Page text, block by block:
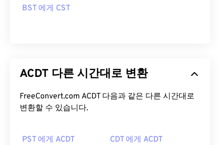
BST 에게 CST
ACDT 다른 시간대로 변환
FreeConvert.com ACDT 다음과 같은 다른 시간대로
변환할 수 있습니다.
PST 에게 ACDT CDT 에게 ACDT